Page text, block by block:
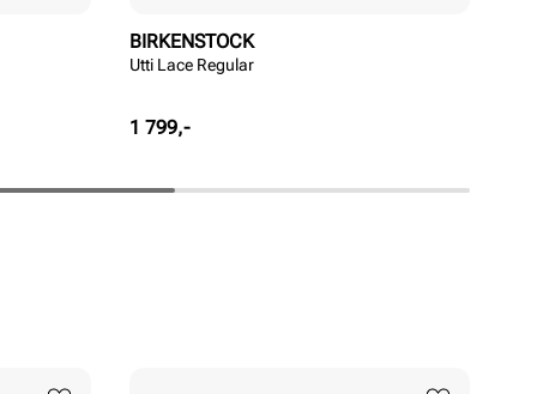
BIRKENSTOCK
Utti Lace Regular
Pris
1 799,-